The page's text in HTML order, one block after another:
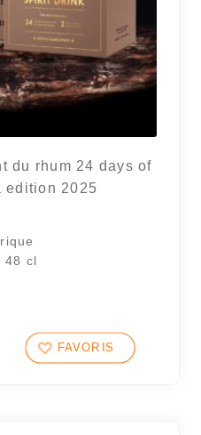
du rhum 24 days of
edition 2025
48 cl
84,50 €.
est : 76,90 €.
FAVORIS